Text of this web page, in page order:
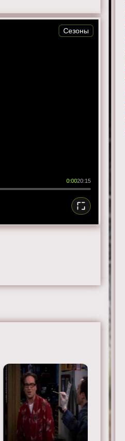
0:0020:15
Сезоны